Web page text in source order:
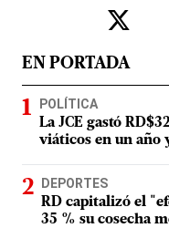
EN PORTADA
POLÍTICA
La JCE gastó
viáticos en un año
DEPORTES
RD capitalizó el
35 % su cosecha